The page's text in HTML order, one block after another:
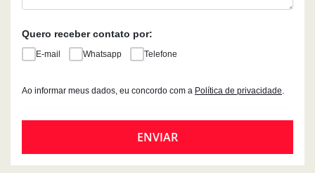
Quero receber contato por:
E-mail Whatsapp Telefone
Ao informar meus dados, eu concordo com a Política de privacidade.
ENVIAR